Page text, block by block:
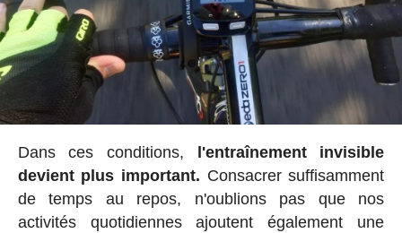
Dans ces conditions,
l'entraînement invisible
devient plus important. Consacrer suffisamment
de temps au repos, n'oublions pas que nos
activités quotidiennes ajoutent également une